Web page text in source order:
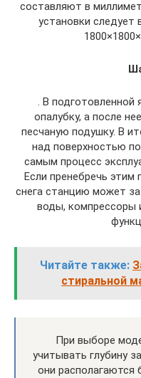
составляют в
установки следует
. В подготовленной
опалубку, а после
песчаную подушку. В
над поверхностью
самым процесс
Если пренебречь этим
снега станцию может
воды, компрессоры
Читайте также:
стиральной
При выборе
учитывать глубину
они располагаются